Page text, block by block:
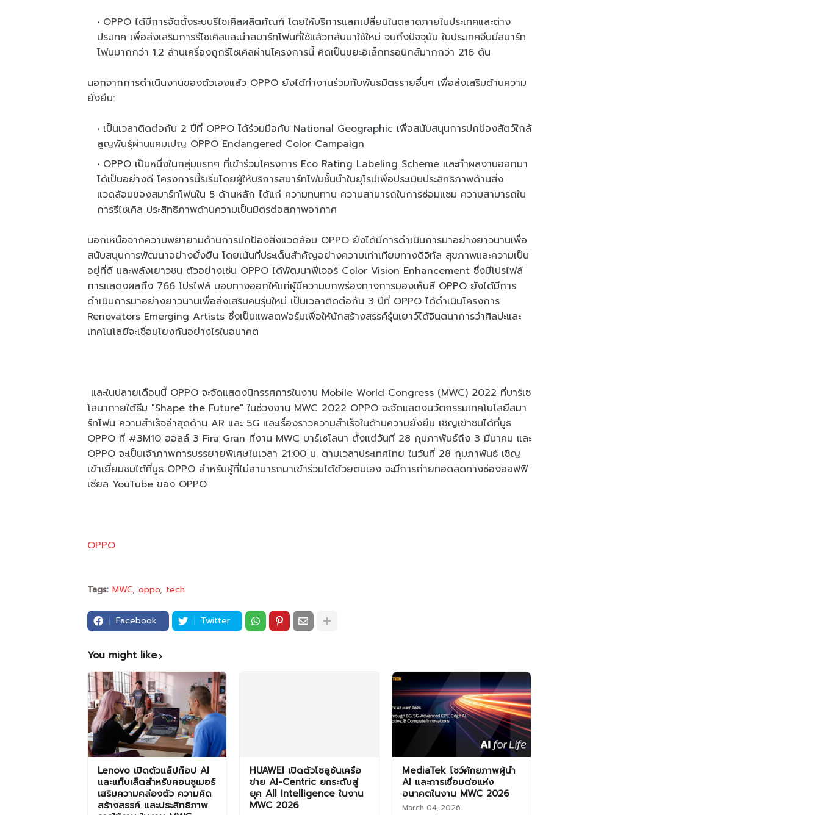
OPPO ได้มีการจัดตั้งระบบรีไซเคิลผลิตภัณฑ์ โดยให้บริการแลกเปลี่ยนในตลาดภายในประเทศและต่าง
ประเทศ เพื่อส่งเสริมการรีไซเคิลและนำสมาร์ทโฟนที่ใช้แล้วกลับมาใช้ใหม่ จนถึงปัจจุบัน ในประเทศจีนมีสมาร์ท
โฟนมากกว่า 1.2 ล้านเครื่องถูกรีไซเคิลผ่านโครงการนี้ คิดเป็นขยะอิเล็กทรอนิกส์มากกว่า 216 ตัน
นอกจากการดำเนินงานของตัวเองแล้ว OPPO ยังได้ทำงานร่วมกับพันธมิตรรายอื่นๆ เพื่อส่งเสริมด้านความ
ยั่งยืน:
เป็นเวลาติดต่อกัน 2 ปีที่ OPPO ได้ร่วมมือกับ National Geographic เพื่อสนับสนุนการปกป้องสัตว์ใกล้
สูญพันธุ์ผ่านแคมเปญ OPPO Endangered Color Campaign
OPPO เป็นหนึ่งในกลุ่มแรกๆ ที่เข้าร่วมโครงการ Eco Rating Labeling Scheme และทำผลงานออกมา
ได้เป็นอย่างดี โครงการนี้ริเริ่มโดยผู้ให้บริการสมาร์ทโฟนชั้นนำในยุโรปเพื่อประเมินประสิทธิภาพด้านสิ่ง
แวดล้อมของสมาร์ทโฟนใน 5 ด้านหลัก ได้แก่ ความทนทาน ความสามารถในการซ่อมแซม ความสามารถใน
การรีไซเคิล ประสิทธิภาพด้านความเป็นมิตรต่อสภาพอากาศ
นอกเหนือจากความพยายามด้านการปกป้องสิ่งแวดล้อม OPPO ยังได้มีการดำเนินการมาอย่างยาวนานเพื่อ
สนับสนุนการพัฒนาอย่างยั่งยืน โดยเน้นที่ประเด็นสำคัญอย่างความเท่าเทียมทางดิจิทัล สุขภาพและความเป็น
อยู่ที่ดี และพลังเยาวชน ตัวอย่างเช่น OPPO ได้พัฒนาฟีเจอร์ Color Vision Enhancement ซึ่งมีโปรไฟล์
การแสดงผลถึง 766 โปรไฟล์ มอบทางออกให้แก่ผู้มีความบกพร่องทางการมองเห็นสี OPPO ยังได้มีการ
ดำเนินการมาอย่างยาวนานเพื่อส่งเสริมคนรุ่นใหม่ เป็นเวลาติดต่อกัน 3 ปีที่ OPPO ได้ดำเนินโครงการ
Renovators Emerging Artists ซึ่งเป็นแพลตฟอร์มเพื่อให้นักสร้างสรรค์รุ่นเยาว์ได้จินตนาการว่าศิลปะและ
เทคโนโลยีจะเชื่อมโยงกันอย่างไรในอนาคต
และในปลายเดือนนี้ OPPO จะจัดแสดงนิทรรศการในงาน Mobile World Congress (MWC) 2022 ที่บาร์เซ
โลนาภายใต้ธีม "Shape the Future" ในช่วงงาน MWC 2022 OPPO จะจัดแสดงนวัตกรรมเทคโนโลยีสมา
ร์ทโฟน ความสำเร็จล่าสุดด้าน AR และ 5G และเรื่องราวความสำเร็จในด้านความยั่งยืน เชิญเข้าชมได้ที่บูธ
OPPO ที่ #3M10 ฮอลล์ 3 Fira Gran ที่งาน MWC บาร์เซโลนา ตั้งแต่วันที่ 28 กุมภาพันธ์ถึง 3 มีนาคม และ
OPPO จะเป็นเจ้าภาพการบรรยายพิเศษในเวลา 21:00 น. ตามเวลาประเทศไทย ในวันที่ 28 กุมภาพันธ์ เชิญ
เข้าเยี่ยมชมได้ที่บูธ OPPO สำหรับผู้ที่ไม่สามารถมาเข้าร่วมได้ด้วยตนเอง จะมีการถ่ายทอดสดทางช่องออฟฟิ
เชียล YouTube ของ OPPO
OPPO
Tags: MWC oppo tech
Facebook Twitter
You might like
Lenovo เปิดตัวแล็ปท็อป AI
และแท็บเล็ตสำหรับคอนซูเมอร์
เสริมความคล่องตัว ความคิด
สร้างสรรค์ และประสิทธิภาพ
HUAWEI เปิดตัวโซลูชันเครือ
ข่าย AI-Centric ยกระดับสู่
ยุค All Intelligence ในงาน
MWC 2026
MediaTek โชว์ศักยภาพผู้นำ
AI และการเชื่อมต่อแห่ง
อนาคตในงาน MWC 2026
March 04, 2026